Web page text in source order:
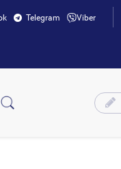
Telegram Viber